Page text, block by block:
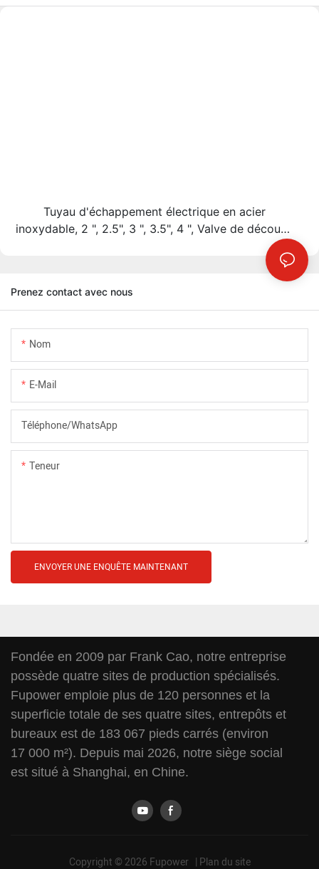
Tuyau d'échappement électrique en acier
inoxydable, 2 ", 2.5", 3 ", 3.5", 4 ", Valve de découpe
électronique + un KIT de télécommande de
Prenez contact avec nous
Nom
E-Mail
Téléphone/WhatsApp
Teneur
ENVOYER UNE ENQUÊTE MAINTENANT
Fondée en 2009 par Frank Cao, notre entreprise
possède quatre sites de production spécialisés.
Fupower emploie plus de 120 personnes et la
superficie totale de ses quatre sites, entrepôts et
bureaux est de 183 067 pieds carrés (environ
17 000 m²). Depuis mai 2026, notre siège social
est situé à Shanghai, en Chine.
Copyright © 2026 Fupower | Plan du site